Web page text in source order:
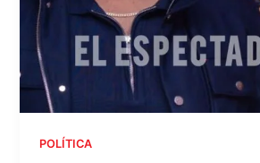
POLÍTICA